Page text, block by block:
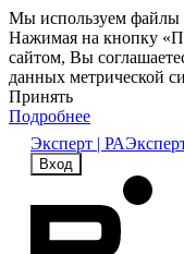
Мы используем файлы
Нажимая на кнопку
сайтом, Вы
данных метрической
Принять
Подробнее
Эксперт | РА
Вход